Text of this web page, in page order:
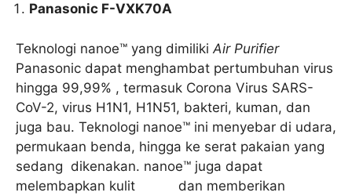
Panasonic F-VXK70A
Teknologi nanoe™ yang dimiliki Air Purifier
Panasonic dapat menghambat pertumbuhan virus
hingga 99,99% , termasuk Corona Virus SARS-
CoV-2, virus H1N1, H1N51, bakteri, kuman, dan
juga bau. Teknologi nanoe™ ini menyebar di udara,
permukaan benda, hingga ke serat pakaian yang
sedang dikenakan. nanoe™ juga dapat
melembapkan kulit dan memberikan